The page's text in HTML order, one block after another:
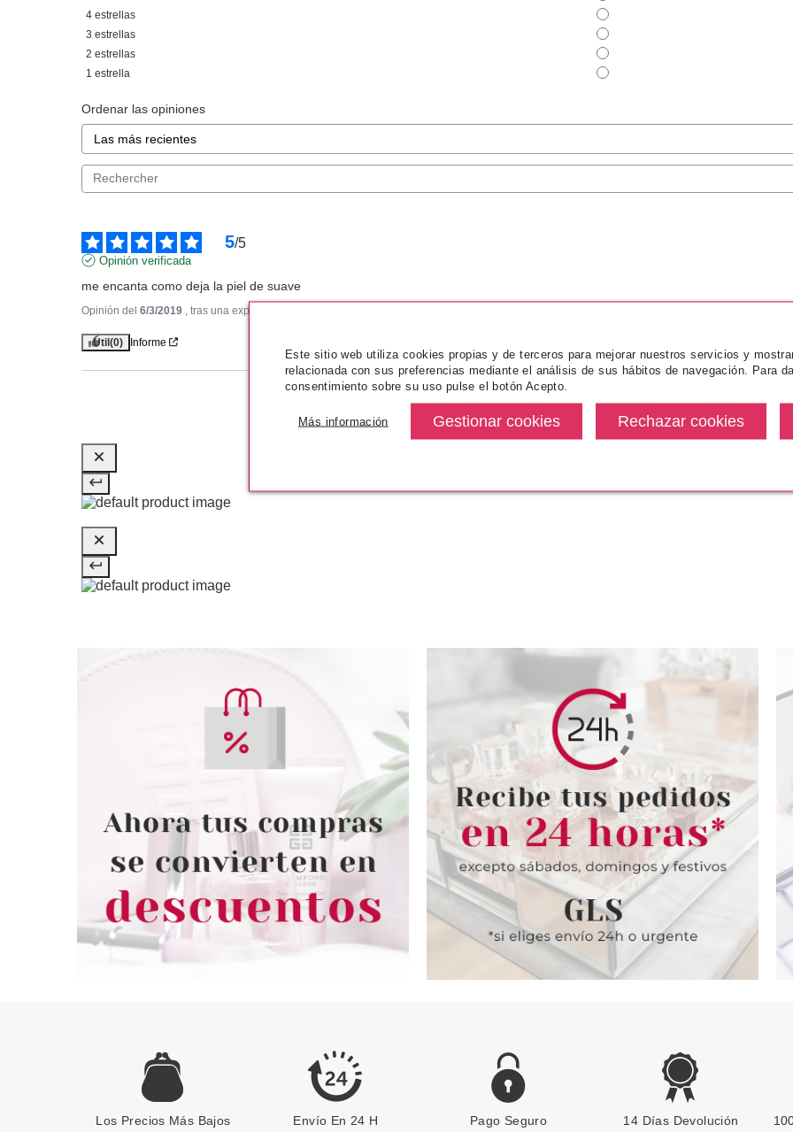
Pvr 64.00€
-43% 38.65€
CLARINS MULTI INTENSIVE
CREMA MANOS ANTIMANCHAS
Pvr 46.75€
-20%
desde
37.26€
4 estrellas
3 estrellas
2 estrellas
1 estrella
Ordenar las opiniones
5/5
Opinión verificada
me encanta como deja la piel de suave
Opinión del 6/3/2019 , tras una experiencia del
Útil(0) Informe
1
Los Precios Más Bajos Envío En 24 H Pago Seguro 14 Días Devolución
Este sitio web utiliza cookies propias y de terceros para mejorar nuestros servicios y
relacionada con sus preferencias mediante el análisis de sus hábitos de navegación. Para
consentimiento sobre su uso pulse el botón Acepto.
Más información